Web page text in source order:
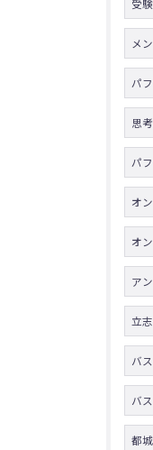
受
メ
パ
思考
パ
オ
オ
ア
立
バ
バ
都